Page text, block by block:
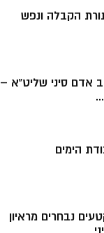
הקבלה ונפש
אדם סיני שליט”א –
הימים
נבחרים מראיון